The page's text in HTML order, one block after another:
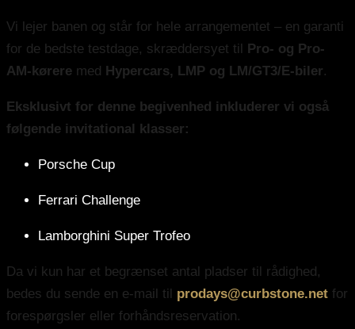
Vi lejer banen og står for hele arrangementet – en garanti
for de bedste testdage, skræddersyet til Pro- og Pro-
AM-kørere med Hypercars, LMP og LM/GT3/E-biler.
Eksklusivt for denne begivenhed inkluderer vi også
følgende invitational klasser:
Porsche Cup
Ferrari Challenge
Lamborghini Super Trofeo
Da vi kun har et begrænset antal pladser til rådighed,
bedes du sende en e-mail til prodays@curbstone.net for
forespørgsler eller forhåndsreservation.